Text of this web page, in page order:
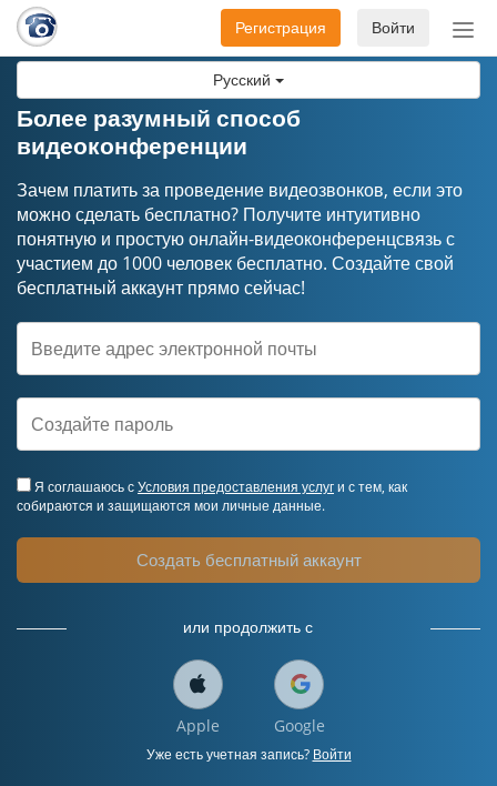
Русский
Войти
Регистрация
Более разумный способ
видеоконференции
Зачем платить за проведение видеозвонков, если это
можно сделать бесплатно? Получите интуитивно
понятную и простую онлайн-видеоконференцсвязь с
участием до 1000 человек бесплатно. Создайте свой
бесплатный аккаунт прямо сейчас!
Я соглашаюсь сУсловия предоставления услуги с тем, как
собираются и защищаются мои личные данные.
Создать бесплатный аккаунт
или продолжить с
Apple Google
Уже есть учетная запись? Войти